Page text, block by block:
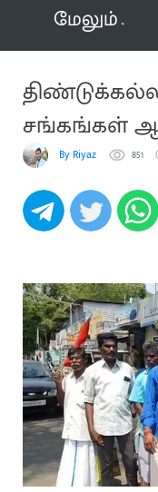
மேலும்
சங்கங்கள்
By Riyaz 851